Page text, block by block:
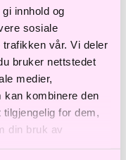
innhold og
sosiale
vår. Vi deler
bruker nettstedet
medier,
kan kombinere den
for dem,
din bruk av
vedtak
må
for